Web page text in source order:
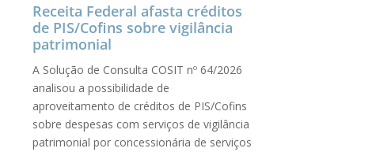
Receita Federal afasta créditos
de PIS/Cofins sobre vigilância
patrimonial
A Solução de Consulta COSIT nº 64/2026
analisou a possibilidade de
aproveitamento de créditos de PIS/Cofins
sobre despesas com serviços de vigilância
patrimonial por concessionária de serviços